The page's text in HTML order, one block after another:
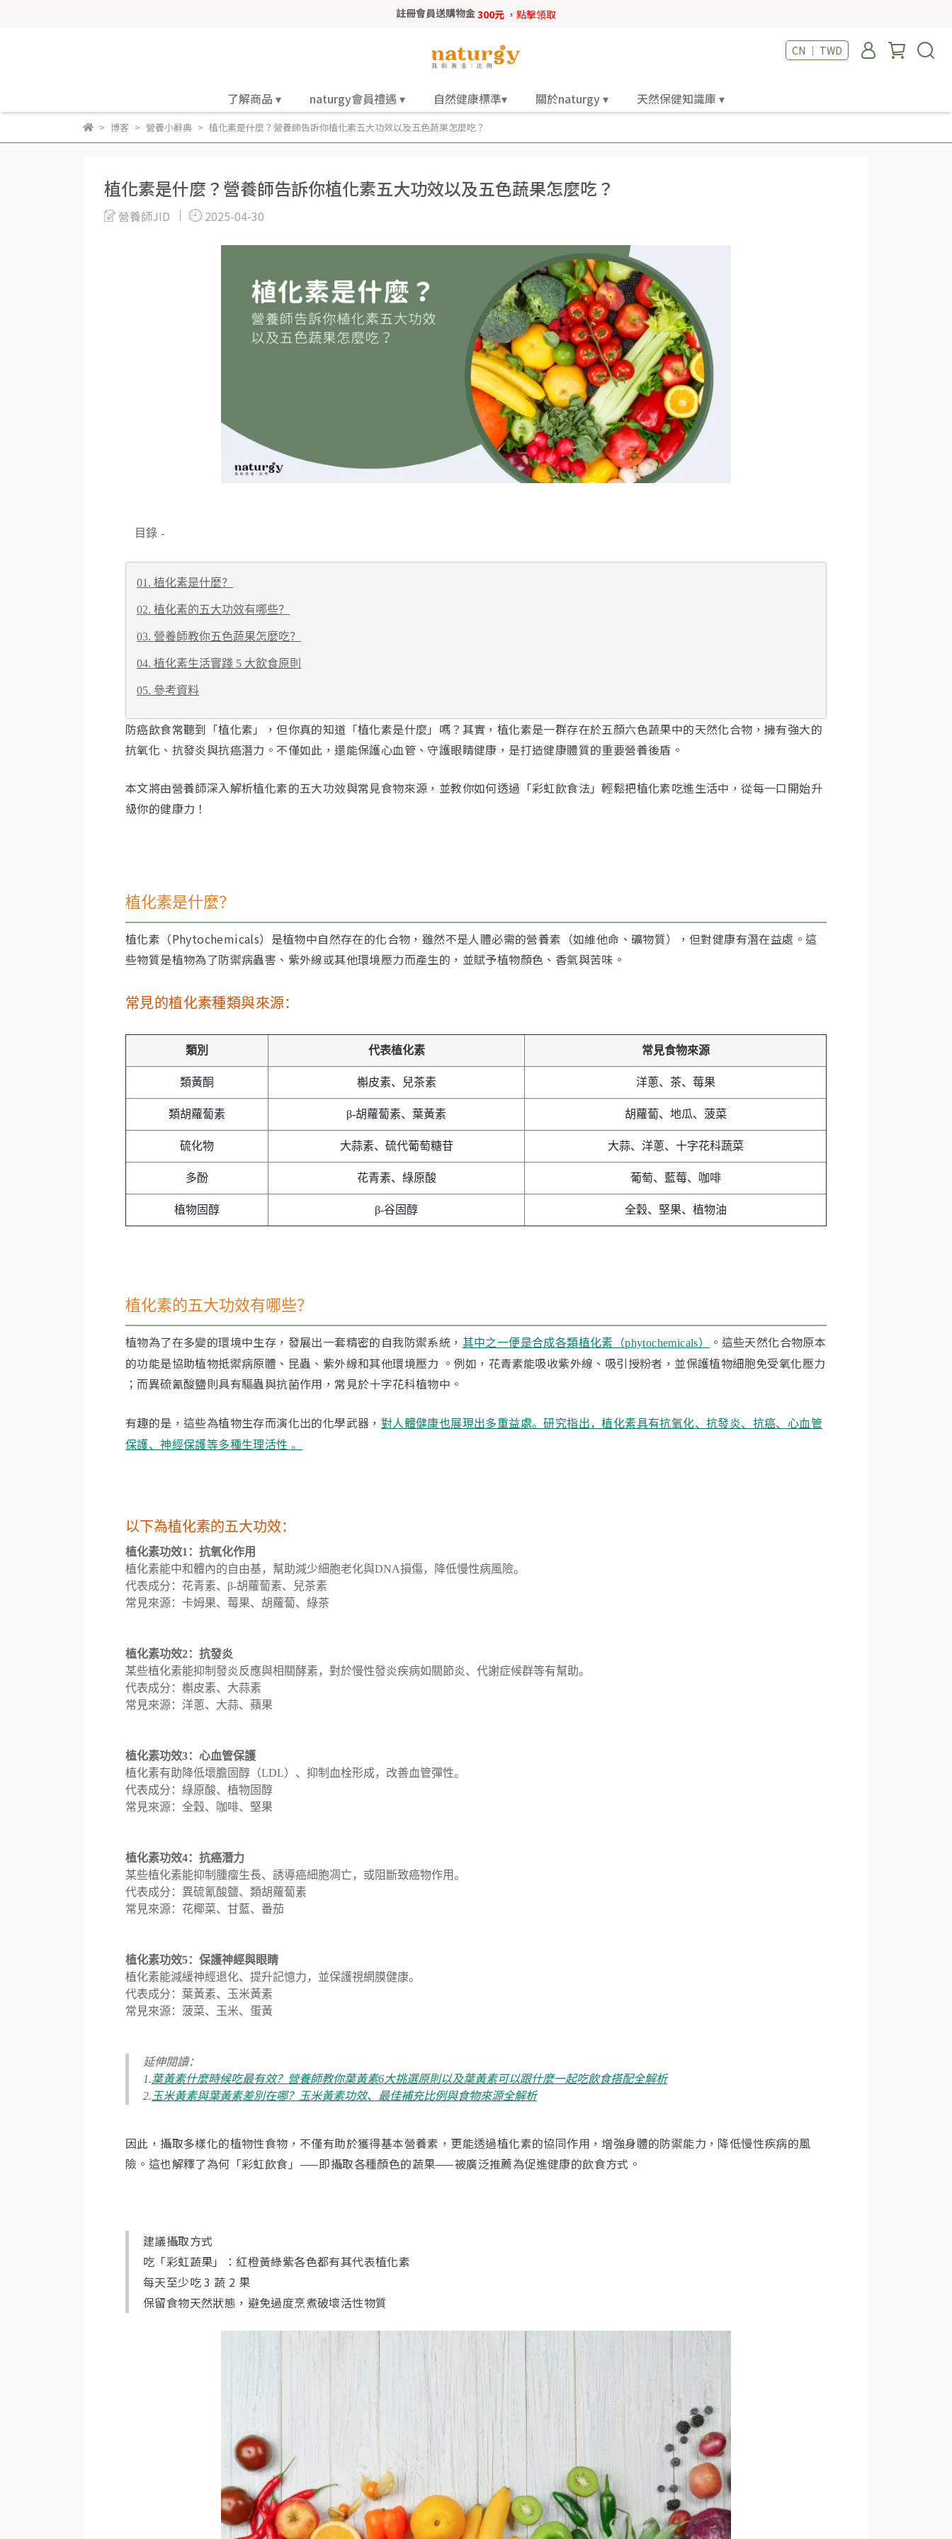
註冊會員送購物金300元 ，點擊領取
CN ｜ TWD
了解商品 ▾ naturgy會員禮遇 ▾ 自然健康標準▾ 關於naturgy ▾ 天然保健知識庫 ▾
博客 營養小辭典 植化素是什麼？營養師告訴你植化素五大功效以及五色蔬果怎麼吃？
植化素是什麼？營養師告訴你植化素五大功效以及五色蔬果怎麼吃？
營養師JID 2025-04-30
目錄 -
01. 植化素是什麼？
02. 植化素的五大功效有哪些？
03. 營養師教你五色蔬果怎麼吃？
04. 植化素生活實踐 5 大飲食原則
05. 參考資料
防癌飲食常聽到「植化素」，但你真的知道「植化素是什麼」嗎？其實，植化素是一群存在於五顏六色蔬果中的天然化合物，擁有強大的
抗氧化、抗發炎與抗癌潛力。不僅如此，還能保護心血管、守護眼睛健康，是打造健康體質的重要營養後盾。
本文將由營養師深入解析植化素的五大功效與常見食物來源，並教你如何透過「彩虹飲食法」輕鬆把植化素吃進生活中，從每一口開始升
級你的健康力！
植化素是什麼？
植化素（Phytochemicals）是植物中自然存在的化合物，雖然不是人體必需的營養素（如維他命、礦物質），但對健康有潛在益處。這
些物質是植物為了防禦病蟲害、紫外線或其他環境壓力而產生的，並賦予植物顏色、香氣與苦味。
常見的植化素種類與來源：
類別 代表植化素 常見食物來源
類黃酮 槲皮素、兒茶素 洋蔥、茶、莓果
類胡蘿蔔素 β-胡蘿蔔素、葉黃素 胡蘿蔔、地瓜、菠菜
硫化物 大蒜素、硫代葡萄糖苷 大蒜、洋蔥、十字花科蔬菜
多酚 花青素、綠原酸 葡萄、藍莓、咖啡
植物固醇 β-谷固醇 全穀、堅果、植物油
植化素的五大功效有哪些？
植物為了在多變的環境中生存，發展出一套精密的自我防禦系統， 其中之一便是合成各類植化素（phytochemicals）
。​這些天然化合物原本
的功能是協助植物抵禦病原體、昆蟲、紫外線和其他環境壓力 。​例如，花青素能吸收紫外線、吸引授粉者，並保護植物細胞免受氧化壓力
；​而異硫氰酸鹽則具有驅蟲與抗菌作用，常見於十字花科植物中。​
有趣的是，這些為植物生存而演化出的化學武器， 對人體健康也展現出多重益處。​研究指出，植化素具有抗氧化、抗發炎、抗癌、心血管
保護、神經保護等多種生理活性 。​
以下為植化素的五大功效：
植化素功效1：抗氧化作用
植化素能中和體內的自由基，幫助減少細胞老化與DNA損傷，降低慢性病風險。
代表成分：花青素、β-胡蘿蔔素、兒茶素
常見來源：卡姆果、莓果、胡蘿蔔、綠茶
植化素功效2：抗發炎
某些植化素能抑制發炎反應與相關酵素，對於慢性發炎疾病如關節炎、代謝症候群等有幫助。
代表成分：槲皮素、大蒜素
常見來源：洋蔥、大蒜、蘋果
植化素功效3：心血管保護
植化素有助降低壞膽固醇（LDL）、抑制血栓形成，改善血管彈性。
代表成分：綠原酸、植物固醇
常見來源：全穀、咖啡、堅果
植化素功效4：抗癌潛力
某些植化素能抑制腫瘤生長、誘導癌細胞凋亡，或阻斷致癌物作用。
代表成分：異硫氰酸鹽、類胡蘿蔔素
常見來源：花椰菜、甘藍、番茄
植化素功效5：保護神經與眼睛
植化素能減緩神經退化、提升記憶力，並保護視網膜健康。
代表成分：葉黃素、玉米黃素
常見來源：菠菜、玉米、蛋黃
延伸閱讀：
1.葉黃素什麼時候吃最有效？營養師教你葉黃素6大挑選原則以及葉黃素可以跟什麼一起吃飲食搭配全解析
2. 玉米黃素與葉黃素差別在哪？玉米黃素功效、最佳補充比例與食物來源全解析
因此，攝取多樣化的植物性食物，不僅有助於獲得基本營養素，更能透過植化素的協同作用，增強身體的防禦能力，降低慢性疾病的風
險。​這也解釋了為何「彩虹飲食」——即攝取各種顏色的蔬果——被廣泛推薦為促進健康的飲食方式。​
建議攝取方式
吃「彩虹蔬果」：紅橙黃綠紫各色都有其代表植化素
每天至少吃 3 蔬 2 果
保留食物天然狀態，避免過度烹煮破壞活性物質